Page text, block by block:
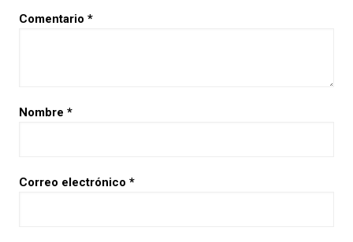
Comentario *
Nombre *
Correo electrónico *